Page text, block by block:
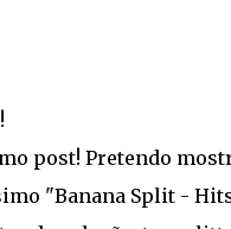
post! Pretendo
"Banana Split -